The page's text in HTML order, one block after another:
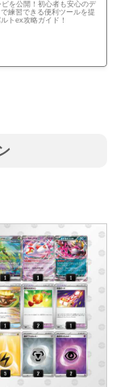
を公開！初心者も安心のデ
練習できる便利ツールを提
トex攻略ガイド！